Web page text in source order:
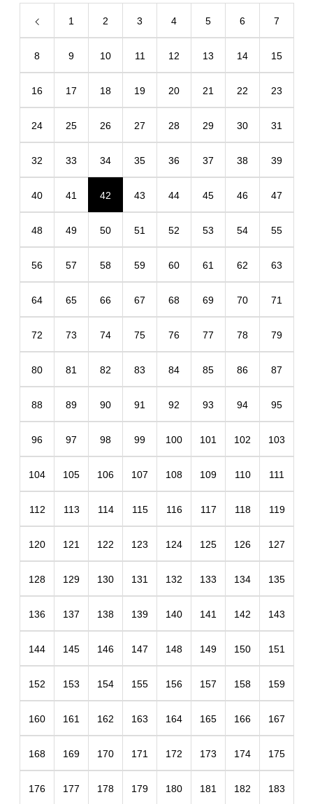
1 2 3 4 5 6 7
8 9 10 11 12 13 14 15
16 17 18 19 20 21 22 23
24 25 26 27 28 29 30 31
32 33 34 35 36 37 38 39
40 41 42 43 44 45 46 47
48 49 50 51 52 53 54 55
56 57 58 59 60 61 62 63
64 65 66 67 68 69 70 71
72 73 74 75 76 77 78 79
80 81 82 83 84 85 86 87
88 89 90 91 92 93 94 95
96 97 98 99 100 101 102 103
104 105 106 107 108 109 110 111
112 113 114 115 116 117 118 119
120 121 122 123 124 125 126 127
128 129 130 131 132 133 134 135
136 137 138 139 140 141 142 143
144 145 146 147 148 149 150 151
152 153 154 155 156 157 158 159
160 161 162 163 164 165 166 167
168 169 170 171 172 173 174 175
176 177 178 179 180 181 182 183